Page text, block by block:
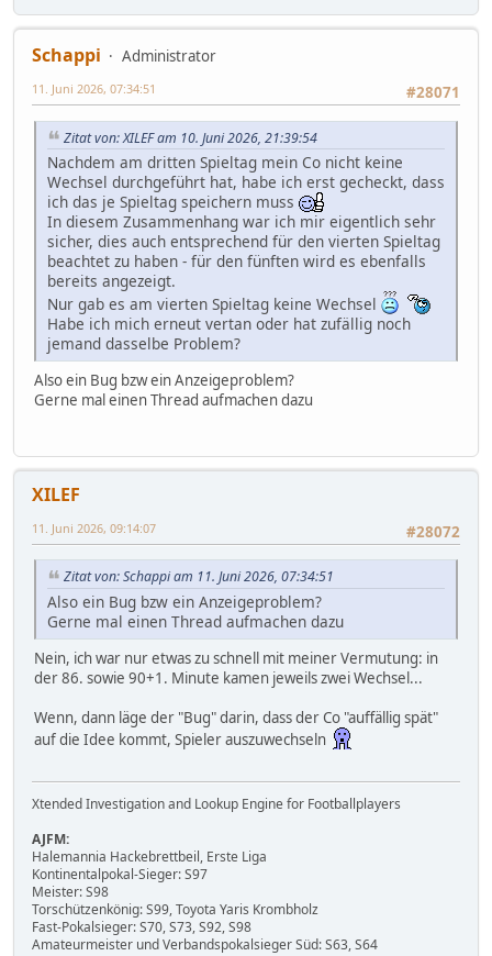
Schappi
Administrator
#28071
11. Juni 2026, 07:34:51
Zitat von: XILEF am 10. Juni 2026, 21:39:54
Nachdem am dritten Spieltag mein Co nicht keine
Wechsel durchgeführt hat, habe ich erst gecheckt, dass
ich das je Spieltag speichern muss
In diesem Zusammenhang war ich mir eigentlich sehr
sicher, dies auch entsprechend für den vierten Spieltag
beachtet zu haben - für den fünften wird es ebenfalls
bereits angezeigt.
Nur gab es am vierten Spieltag keine Wechsel
Habe ich mich erneut vertan oder hat zufällig noch
jemand dasselbe Problem?
Also ein Bug bzw ein Anzeigeproblem?
Gerne mal einen Thread aufmachen dazu
XILEF
#28072
11. Juni 2026, 09:14:07
Zitat von: Schappi am 11. Juni 2026, 07:34:51
Also ein Bug bzw ein Anzeigeproblem?
Gerne mal einen Thread aufmachen dazu
Nein, ich war nur etwas zu schnell mit meiner Vermutung: in
der 86. sowie 90+1. Minute kamen jeweils zwei Wechsel...
Wenn, dann läge der "Bug" darin, dass der Co "auffällig spät"
auf die Idee kommt, Spieler auszuwechseln
Xtended Investigation and Lookup Engine for Footballplayers
AJFM:
Halemannia Hackebrettbeil, Erste Liga
Kontinentalpokal-Sieger: S97
Meister: S98
Torschützenkönig: S99, Toyota Yaris Krombholz
Fast-Pokalsieger: S70, S73, S92, S98
Amateurmeister und Verbandspokalsieger Süd: S63, S64